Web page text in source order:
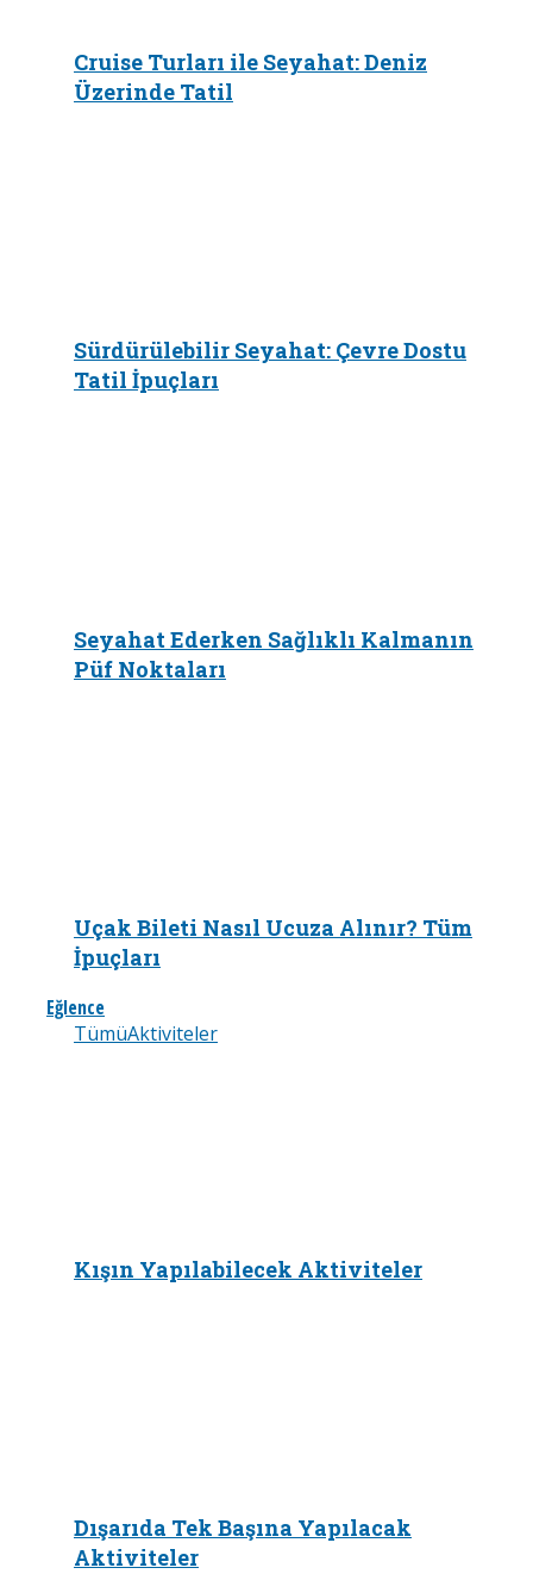
Cruise Turları ile Seyahat: Deniz
Üzerinde Tatil
Sürdürülebilir Seyahat: Çevre Dostu
Tatil İpuçları
Seyahat Ederken Sağlıklı Kalmanın
Püf Noktaları
Uçak Bileti Nasıl Ucuza Alınır? Tüm
İpuçları
Eğlence
TümüAktiviteler
Kışın Yapılabilecek Aktiviteler
Dışarıda Tek Başına Yapılacak
Aktiviteler